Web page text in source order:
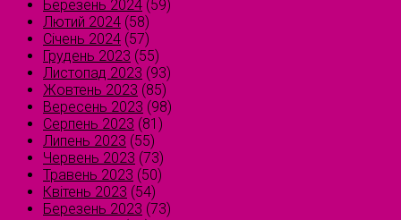
Березень 2024 (59)
Лютий 2024 (58)
Січень 2024 (57)
Грудень 2023 (55)
Листопад 2023 (93)
Жовтень 2023 (85)
Вересень 2023 (98)
Серпень 2023 (81)
Липень 2023 (55)
Червень 2023 (73)
Травень 2023 (50)
Квітень 2023 (54)
Березень 2023 (73)